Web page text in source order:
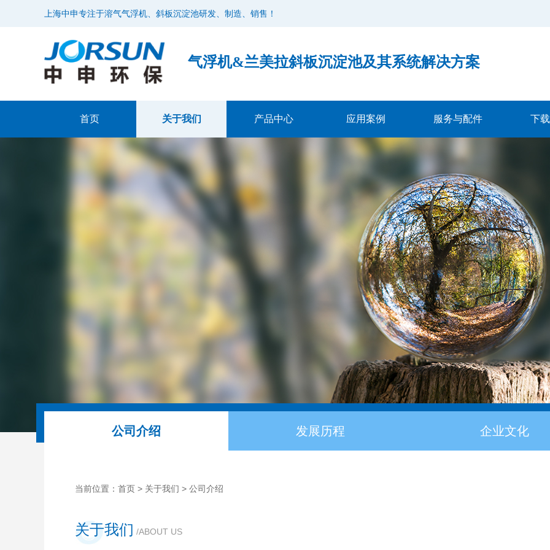
上海中申专注于溶气气浮机、斜板沉淀池研发、制造、销售！
气浮机&兰美拉斜板沉淀池及其系统解决方案
首页 关于我们 产品中心 应用案例 服务与配件 下
公司介绍 发展历程 企业文化
当前位置： 首页 > 关于我们 > 公司介绍
关于我们 /ABOUT US